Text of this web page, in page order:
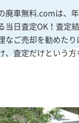
廃車無料.comは、
当日査定OK！査定
なご売却を勧めた
、査定だけという